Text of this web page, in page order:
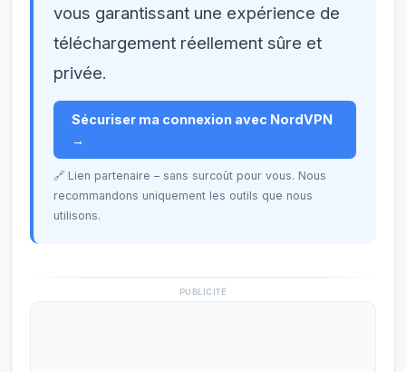
vous garantissant une expérience de
téléchargement réellement sûre et
privée.
Sécuriser ma connexion avec NordVPN
→
🔗 Lien partenaire – sans surcoût pour vous. Nous
recommandons uniquement les outils que nous
utilisons.
PUBLICITÉ